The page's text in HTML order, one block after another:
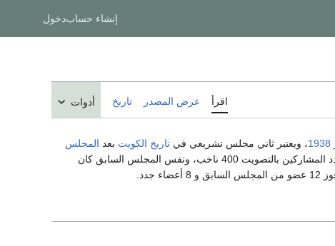
إنشاء حسابدخول
اقرأ عرض المصدر تاريخ أدوات
1938، ويعتبر ثاني مجلس تشريعي في تاريخ الكويت بعد المجلس
، وبلغ عدد المشاركين بالتصويت 400 ناخب، ونفس المجلس السابق كان